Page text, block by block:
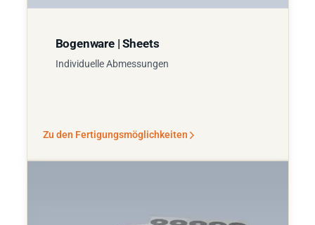
Bogenware | Sheets
Individuelle Abmessungen
Zu den Fertigungsmöglichkeiten